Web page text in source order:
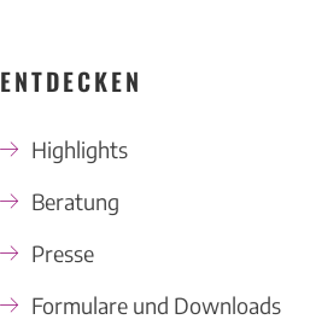
ENTDECKEN
Highlights
Beratung
Presse
Formulare und Downloads